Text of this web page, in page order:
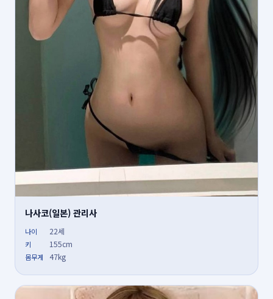
나사코(일본) 관리사
나이 22세
키 155cm
몸무게 47kg